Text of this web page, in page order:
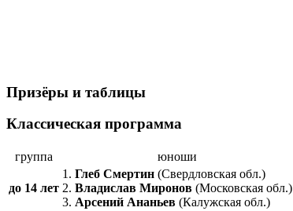
Призёры и таблицы
Классическая программа
группа юноши
до 14 лет
1. Глеб Смертин (Свердловская обл.)
2. Владислав Миронов (Московская обл.)
3. Арсений Ананьев (Калужская обл.)